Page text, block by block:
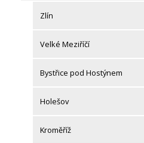
Zlín
Velké Meziříčí
Bystřice pod Hostýnem
Holešov
Kroměříž